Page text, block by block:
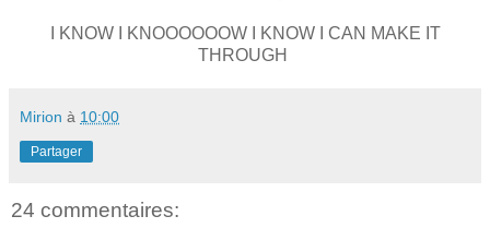
I KNOW I KNOOOOOOW I KNOW I CAN MAKE IT
THROUGH
Mirion à 10:00
Partager
24 commentaires: